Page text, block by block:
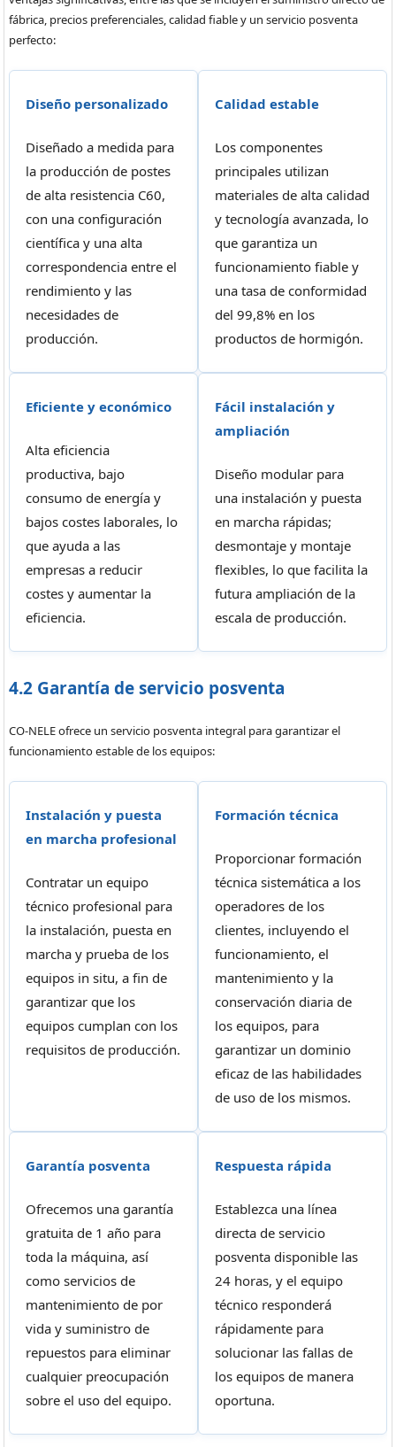
fábrica, precios preferenciales, calidad fiable y un servicio posventa
perfecto:
Diseño personalizado
Diseñado a medida para
la producción de postes
de alta resistencia C60,
con una configuración
científica y una alta
correspondencia entre el
rendimiento y las
necesidades de
producción.
Calidad estable
Los componentes
principales utilizan
materiales de alta calidad
y tecnología avanzada, lo
que garantiza un
funcionamiento fiable y
una tasa de conformidad
del 99,8% en los
productos de hormigón.
Eficiente y económico
Alta eficiencia
productiva, bajo
consumo de energía y
bajos costes laborales, lo
que ayuda a las
empresas a reducir
costes y aumentar la
eficiencia.
Fácil instalación y
ampliación
Diseño modular para
una instalación y puesta
en marcha rápidas;
desmontaje y montaje
flexibles, lo que facilita la
futura ampliación de la
escala de producción.
4.2 Garantía de servicio posventa
CO-NELE ofrece un servicio posventa integral para garantizar el
funcionamiento estable de los equipos:
Instalación y puesta
en marcha profesional
Contratar un equipo
técnico profesional para
la instalación, puesta en
marcha y prueba de los
equipos in situ, a fin de
garantizar que los
equipos cumplan con los
requisitos de producción.
Formación técnica
Proporcionar formación
técnica sistemática a los
operadores de los
clientes, incluyendo el
funcionamiento, el
mantenimiento y la
conservación diaria de
los equipos, para
garantizar un dominio
eficaz de las habilidades
de uso de los mismos.
Garantía posventa
Ofrecemos una garantía
gratuita de 1 año para
toda la máquina, así
como servicios de
mantenimiento de por
vida y suministro de
repuestos para eliminar
cualquier preocupación
sobre el uso del equipo.
Respuesta rápida
Establezca una línea
directa de servicio
posventa disponible las
24 horas, y el equipo
técnico responderá
rápidamente para
solucionar las fallas de
los equipos de manera
oportuna.